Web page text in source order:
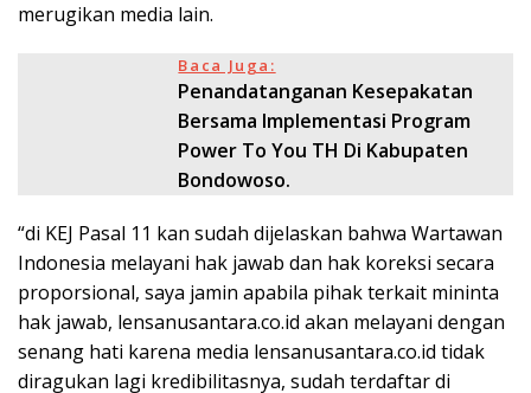
merugikan media lain.
Baca Juga:
Penandatanganan Kesepakatan
Bersama Implementasi Program
Power To You TH Di Kabupaten
Bondowoso.
“di KEJ Pasal 11 kan sudah dijelaskan bahwa Wartawan
Indonesia melayani hak jawab dan hak koreksi secara
proporsional, saya jamin apabila pihak terkait mininta
hak jawab, lensanusantara.co.id akan melayani dengan
senang hati karena media lensanusantara.co.id tidak
diragukan lagi kredibilitasnya, sudah terdaftar di